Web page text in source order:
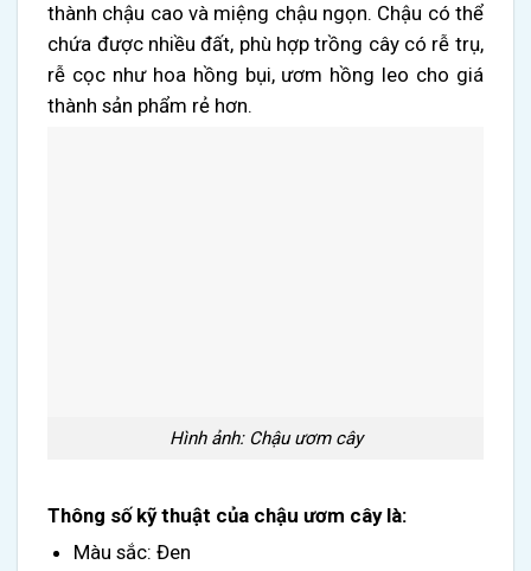
thành chậu cao và miệng chậu ngọn. Chậu có thể
chứa được nhiều đất, phù hợp trồng cây có rễ trụ,
rễ cọc như hoa hồng bụi, ươm hồng leo cho giá
thành sản phẩm rẻ hơn.
Hình ảnh: Chậu ươm cây
Thông số kỹ thuật của chậu ươm cây là:
Màu sắc: Đen